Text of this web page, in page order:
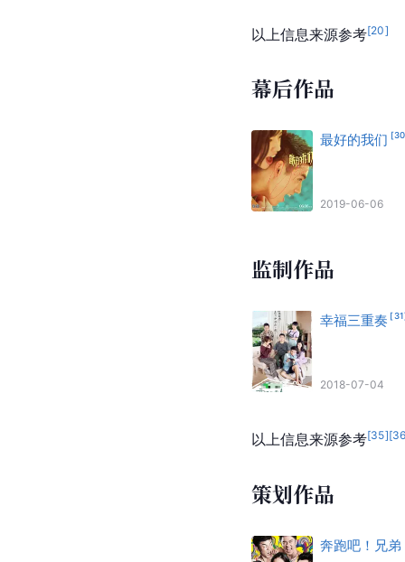
以上信息来源参考[20]
幕后作品
最好的我们 [30
2019-06-06
监制作品
幸福三重奏 [31
2018-07-04
以上信息来源参考[35][
策划作品
奔跑吧！兄弟